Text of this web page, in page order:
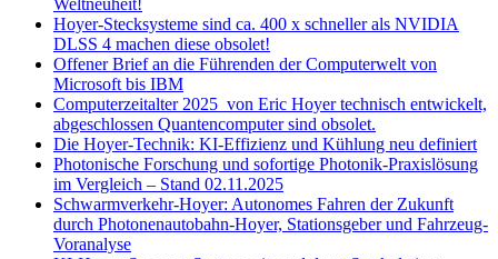
Hoyer-Stecksysteme sind ca. 400 x schneller als NVIDIA
DLSS 4 machen diese obsolet!
Offener Brief an die Führenden der Computerwelt von
Microsoft bis IBM
Computerzeitalter 2025 von Eric Hoyer technisch entwickelt,
abgeschlossen Quantencomputer sind obsolet.
Die Hoyer-Technik: KI-Effizienz und Kühlung neu definiert
Photonische Forschung und sofortige Photonik-Praxislösung
im Vergleich – Stand 02.11.2025
Schwarmverkehr-Hoyer: Autonomes Fahren der Zukunft
durch Photonenautobahn-Hoyer, Stationsgeber und Fahrzeug-
Voranalyse